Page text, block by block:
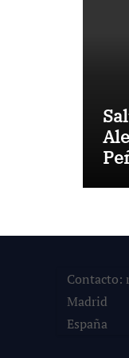
Contacto:
Madrid
España